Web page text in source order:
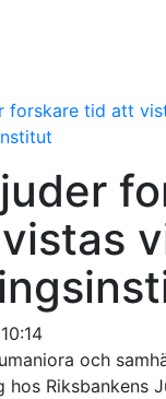
forskare tid att
och
hos Riksbankens